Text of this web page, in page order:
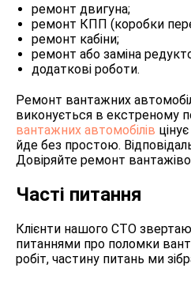
ремонт двигуна;
ремонт КПП (коробки
ремонт кабіни;
ремонт або заміна
додаткові роботи.
Ремонт вантажних
виконується в екстреному
вантажних автомобілів
йде без простою.
Довіряйте ремонт
Часті питання
Клієнти нашого СТО
питаннями про поломки
робіт, частину питань ми